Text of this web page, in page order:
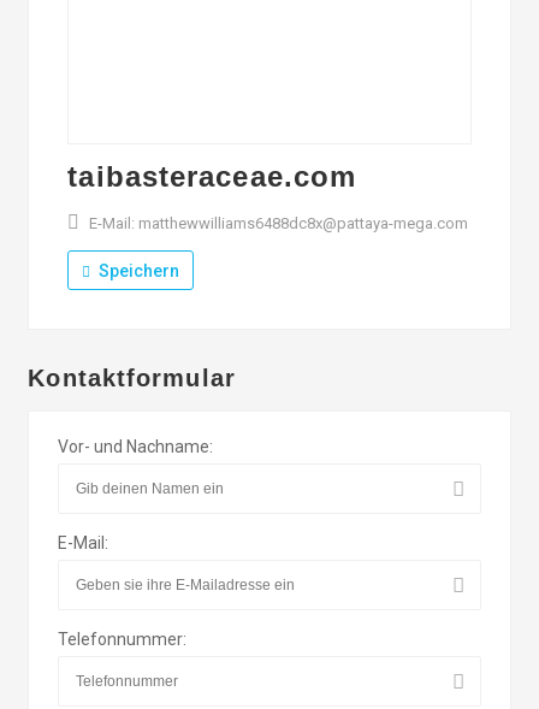
taibasteraceae.com
E-Mail: matthewwilliams6488dc8x@pattaya-mega.com
Speichern
Kontaktformular
Vor- und Nachname:
E-Mail:
Telefonnummer: